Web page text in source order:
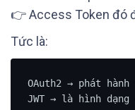
👉 Access Token đó
Tức là:
OAuth2 → phát hành